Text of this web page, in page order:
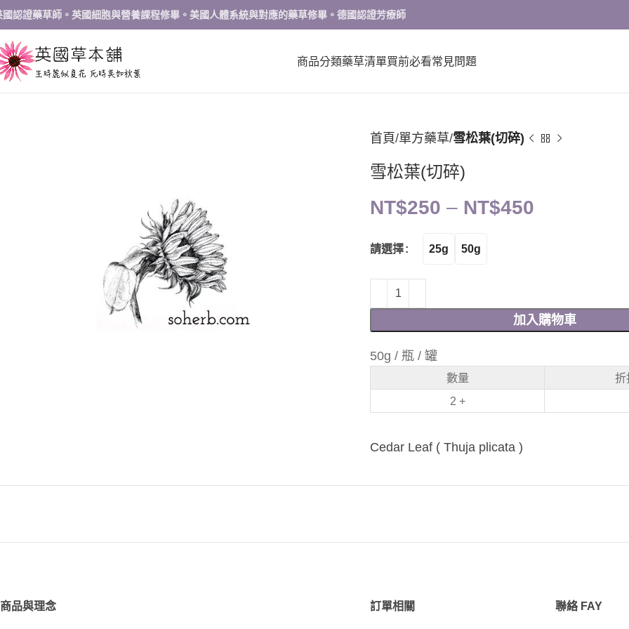
國認證藥草師。英國細胞與營養課程修畢。美國人體系統與對應的藥草修畢。德國認證芳療師
商品分類藥草清單買前必看常見問題
首頁 單方藥草 雪松葉(切碎)
雪松葉(切碎)
NT$250 – NT$450
請選擇 25g 50g
加入購物車
50g / 瓶 / 罐
數量
折
2 +
Cedar Leaf ( Thuja plicata )
商品與理念 訂單相關 聯絡 FAY